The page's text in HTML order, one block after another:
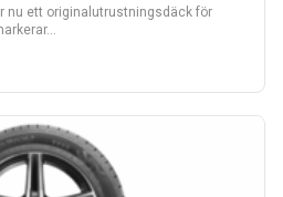
nu ett originalutrustningsdäck för